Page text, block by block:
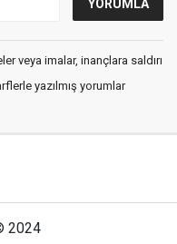
veya imalar, inançlara saldırı
yazılmış yorumlar
2024